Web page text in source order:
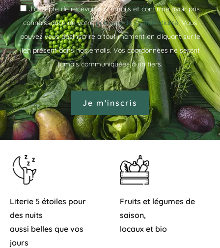
J'accepte de recevoir vos emails et confirme avoir pris
connaissance de votrepolitique de confidentialité. Vous
pouvez vous désinscrire à tout moment en cliquant sur le
lien présent dans nos emails. Vos coordonnées ne seront
jamais communiquées à un tiers.
Literie 5 étoiles pour
des nuits
aussi belles que vos
jours
Fruits et légumes de
saison,
locaux et bio